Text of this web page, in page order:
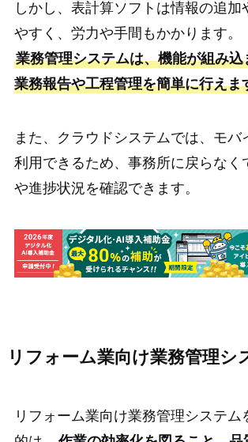
しかし、表計算ソフトは情報の追加
やすく、労力や手間もかかります。
業務管理システムは、機能が組み込
業務報告や工程管理を簡単に行えま
また、クラウドシステムでは、モバ
利用できるため、事務所に戻らなく
や進捗状況を確認できます。
リフォーム業向け業務管理シ
リフォーム業向け業務管理システム